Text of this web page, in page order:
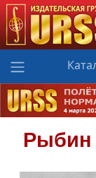
Рыбин